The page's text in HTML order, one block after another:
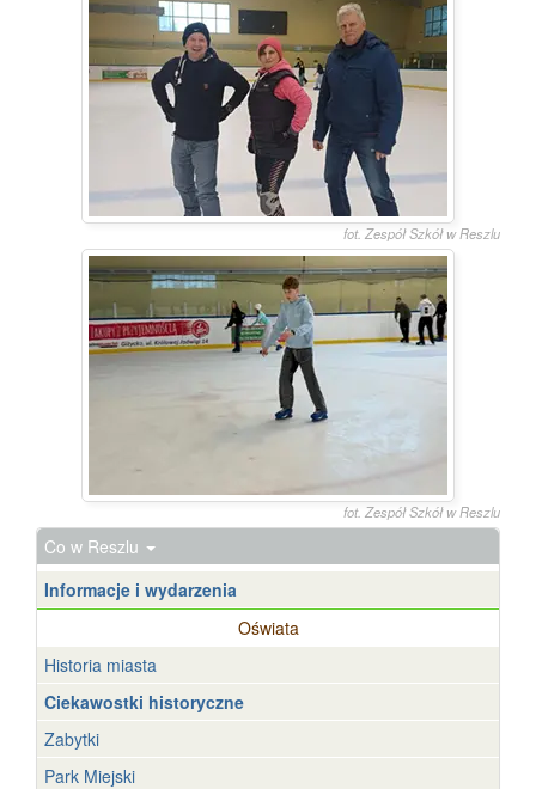
fot. Zespół Szkół w Reszlu
fot. Zespół Szkół w Reszlu
Co w Reszlu
Informacje i wydarzenia
Oświata
Historia miasta
Ciekawostki historyczne
Zabytki
Park Miejski